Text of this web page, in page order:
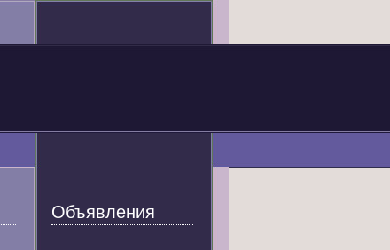
Объявления